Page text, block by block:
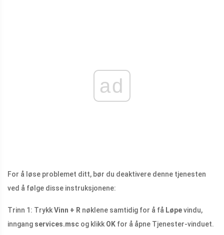
ad
For å løse problemet ditt, bør du deaktivere denne tjenesten
ved å følge disse instruksjonene:
Trinn 1: TrykkVinn + R nøklene samtidig for å få Løpevindu,
inngang services.msc og klikk OK for å åpne Tjenester-vinduet.